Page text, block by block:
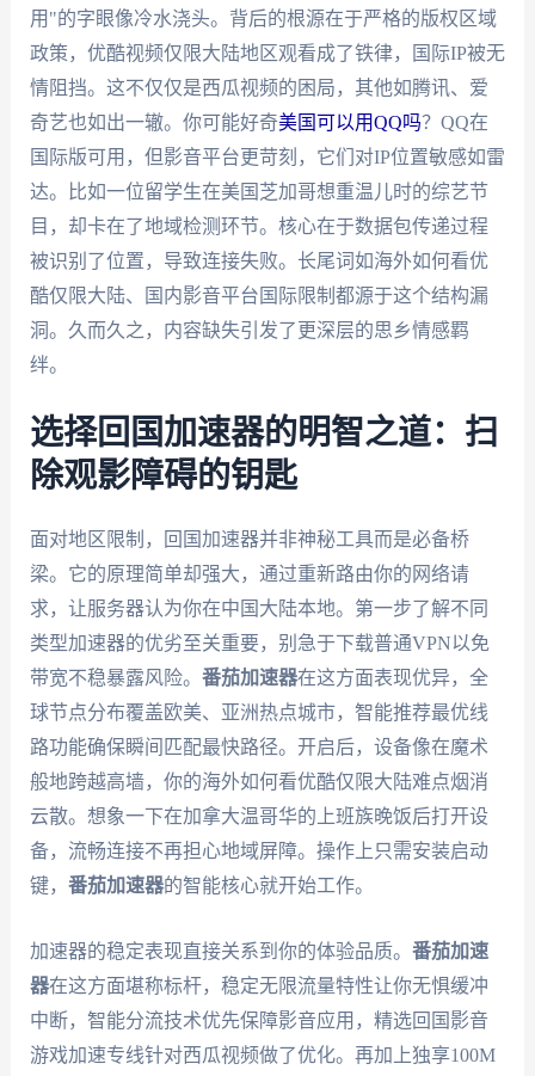
用"的字眼像冷水浇头。背后的根源在于严格的版权区域
政策，优酷视频仅限大陆地区观看成了铁律，国际IP被无
情阻挡。这不仅仅是西瓜视频的困局，其他如腾讯、爱
奇艺也如出一辙。你可能好奇美国可以用QQ吗？QQ在
国际版可用，但影音平台更苛刻，它们对IP位置敏感如雷
达。比如一位留学生在美国芝加哥想重温儿时的综艺节
目，却卡在了地域检测环节。核心在于数据包传递过程
被识别了位置，导致连接失败。长尾词如海外如何看优
酷仅限大陆、国内影音平台国际限制都源于这个结构漏
洞。久而久之，内容缺失引发了更深层的思乡情感羁
绊。
选择回国加速器的明智之道：扫
除观影障碍的钥匙
面对地区限制，回国加速器并非神秘工具而是必备桥
梁。它的原理简单却强大，通过重新路由你的网络请
求，让服务器认为你在中国大陆本地。第一步了解不同
类型加速器的优劣至关重要，别急于下载普通VPN以免
带宽不稳暴露风险。 番茄加速器在这方面表现优异，全
球节点分布覆盖欧美、亚洲热点城市，智能推荐最优线
路功能确保瞬间匹配最快路径。开启后，设备像在魔术
般地跨越高墙，你的海外如何看优酷仅限大陆难点烟消
云散。想象一下在加拿大温哥华的上班族晚饭后打开设
备，流畅连接不再担心地域屏障。操作上只需安装启动
键， 番茄加速器的智能核心就开始工作。
加速器的稳定表现直接关系到你的体验品质。 番茄加速
器在这方面堪称标杆，稳定无限流量特性让你无惧缓冲
中断，智能分流技术优先保障影音应用，精选回国影音
游戏加速专线针对西瓜视频做了优化。再加上独享100M